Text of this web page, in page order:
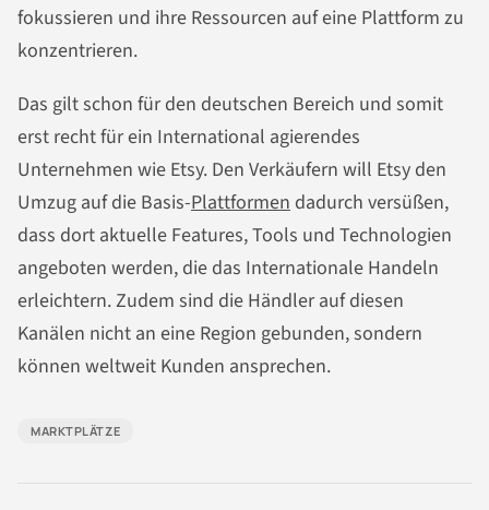
fokussieren und ihre Ressourcen auf eine Plattform zu
konzentrieren.
Das gilt schon für den deutschen Bereich und somit
erst recht für ein International agierendes
Unternehmen wie Etsy. Den Verkäufern will Etsy den
Umzug auf die Basis-Plattformen dadurch versüßen,
dass dort aktuelle Features, Tools und Technologien
angeboten werden, die das Internationale Handeln
erleichtern. Zudem sind die Händler auf diesen
Kanälen nicht an eine Region gebunden, sondern
können weltweit Kunden ansprechen.
MARKTPLÄTZE